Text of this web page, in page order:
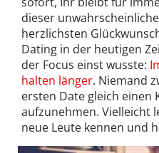
dieser
herzlichsten
Dating in der heutigen
der Focus einst wusste:
halten länger. Niemand
ersten Date gleich einen
aufzunehmen. Vielleicht
neue Leute kennen und